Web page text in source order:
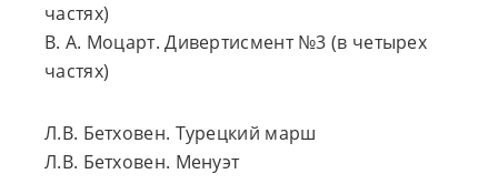
частях)
В. А. Моцарт. Дивертисмент №3 (в четырех
частях)
Л.В. Бетховен. Турецкий марш
Л.В. Бетховен. Менуэт